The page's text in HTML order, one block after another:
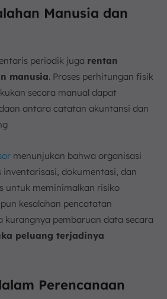
Manusia dan
periodik juga rentan
manusia. Proses perhitungan fisik
secara manual dapat
antara catatan akuntansi dan
menunjukan bahwa organisasi
inventarisasi, dokumentasi, dan
untuk meminimalkan risiko
kesalahan pencatatan
kurangnya pembaruan data secara
peluang terjadinya
Perencanaan